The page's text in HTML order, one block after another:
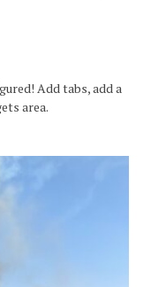
Add tabs, add a
area.